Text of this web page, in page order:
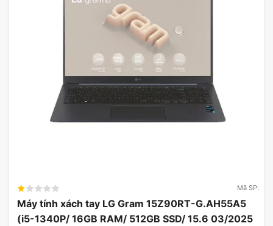
Mã SP:
Máy tính xách tay LG Gram 15Z90RT-G.AH55A5
(i5-1340P/ 16GB RAM/ 512GB SSD/ 15.6 03/2025